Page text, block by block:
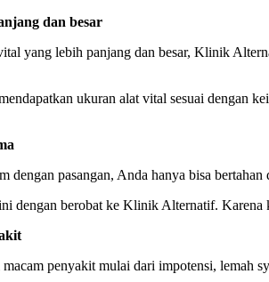
dan besar
yang lebih panjang dan besar, Klinik
ukuran alat vital sesuai dengan
dengan pasangan, Anda hanya bisa
dengan berobat ke Klinik Alternatif.
penyakit mulai dari impotensi, lemah